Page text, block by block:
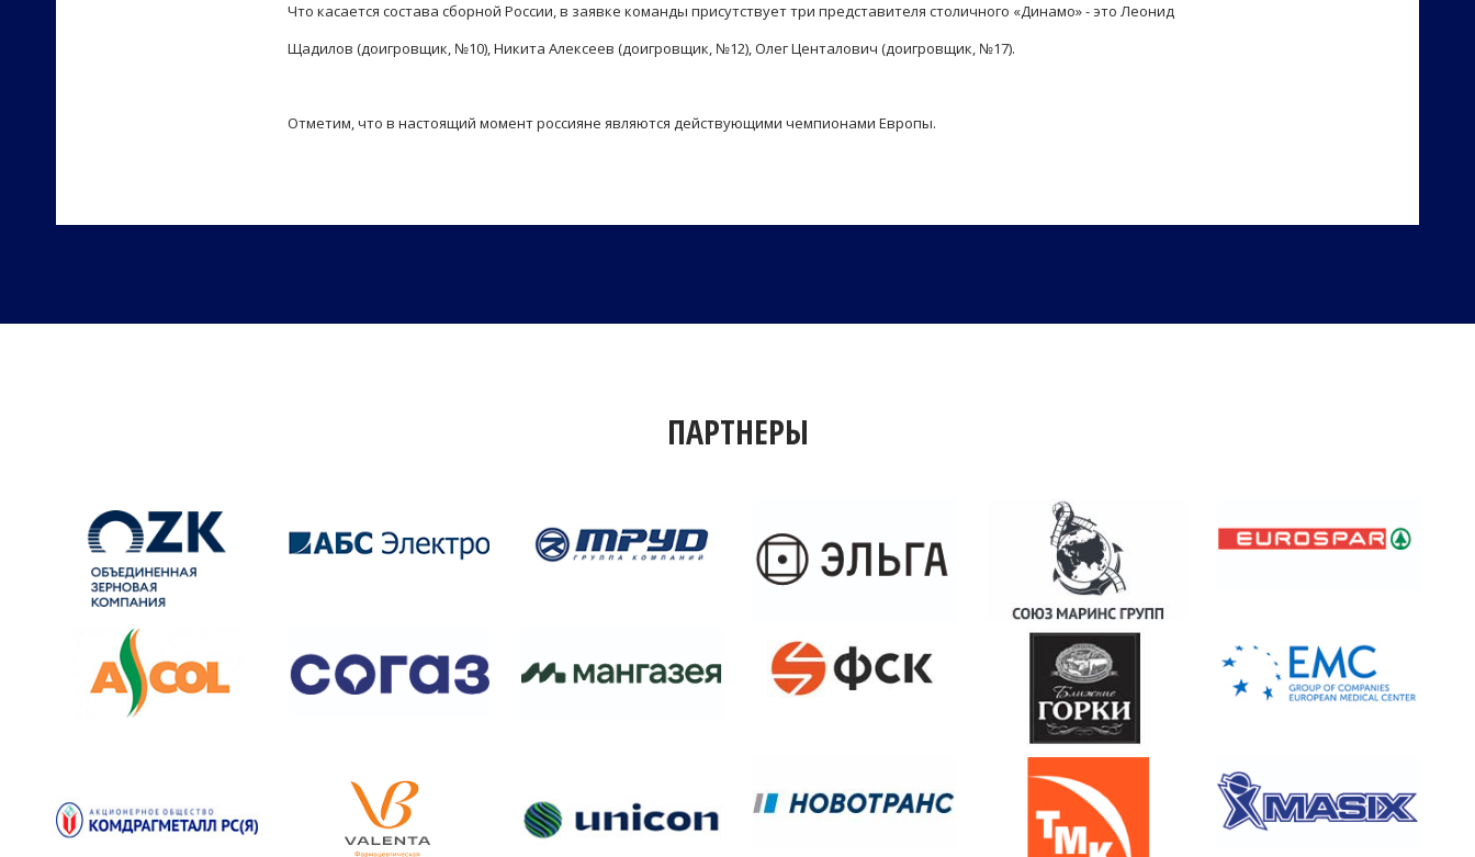
Что касается состава сборной России, в заявке команды присутствует три представителя столичного «Динамо» - это Леонид
Щадилов (доигровщик, №10), Никита Алексеев (доигровщик, №12), Олег Центалович (доигровщик, №17).
Отметим, что в настоящий момент россияне являются действующими чемпионами Европы.
ПАРТНЕРЫ